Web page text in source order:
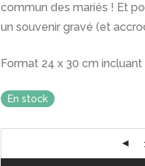
commun des mariés ! Et
un souvenir gravé (et
Format 24 x 30 cm
En stock